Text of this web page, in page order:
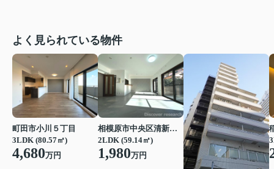
よく見られている物件
町田市小川５丁目
3LDK (80.57㎡)
4,680万円
相模原市中央区清新２丁目
2LDK (59.14㎡)
1,980万円